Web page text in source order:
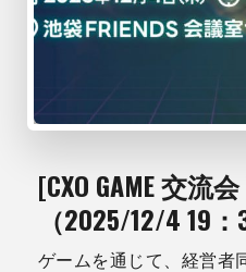
[CXO GAME 交流
（2025/12/4 19：
ゲームを通じて、経営者